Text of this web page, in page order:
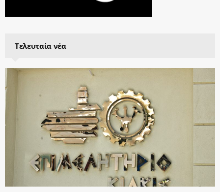
Τελευταία νέα